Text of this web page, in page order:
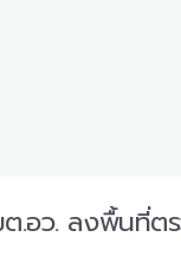
.อว. ลงพื้นที่ต